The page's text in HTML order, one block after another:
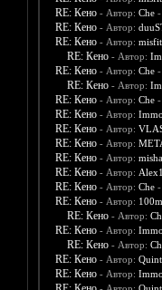
RE: Кено - Автор: Che-
RE: Кено - Автор:
RE: Кено - Автор:
RE: Кено - Автор:
RE: Кено - Автор: Che-
RE: Кено - Автор:
RE: Кено - Автор: Che-
RE: Кено - Автор:
RE: Кено - Автор:
RE: Кено - Автор:
RE: Кено - Автор:
RE: Кено - Автор:
RE: Кено - Автор: Che-
RE: Кено - Автор:
RE: Кено - Автор:
RE: Кено - Автор:
RE: Кено - Автор:
RE: Кено - Автор:
RE: Кено - Автор: